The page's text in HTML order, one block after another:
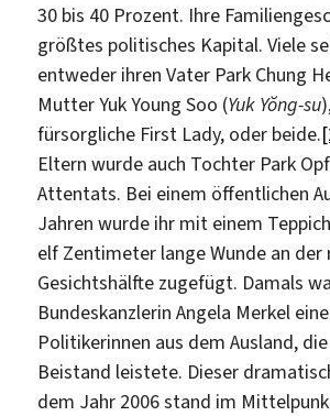
30 bis 40 Prozent. Ihre
größtes politisches Kapital. Viele
entweder ihren Vater Park Chung
Mutter Yuk Young Soo (Yuk Yŏng-su
fürsorgliche First Lady, oder beide.
Eltern wurde auch Tochter Park
Attentats. Bei einem öffentlichen
Jahren wurde ihr mit einem
elf Zentimeter lange Wunde an der
Gesichtshälfte zugefügt. Damals
Bundeskanzlerin Angela Merkel
Politikerinnen aus dem Ausland,
Beistand leistete. Dieser
dem Jahr 2006 stand im